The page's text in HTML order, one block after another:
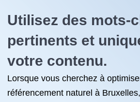
Utilisez des mots-
pertinents et
votre contenu.
Lorsque vous cherchez à
référencement naturel à